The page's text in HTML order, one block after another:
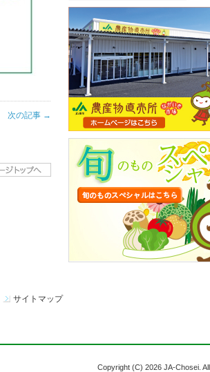
次の記事 →
サイトマップ
Copyright (C) 2026 JA-Chosei.